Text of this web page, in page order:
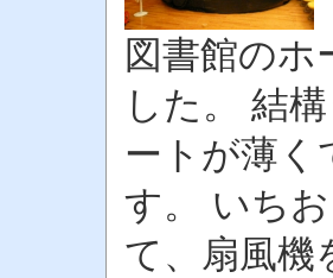
図書館の
した。 結
ートが薄く
す。 いち
て、扇風機